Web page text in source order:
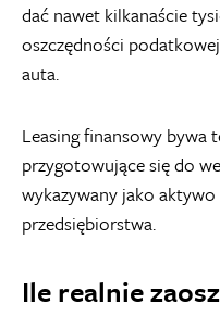
dać nawet kilkanaście
oszczędności
auta.
Leasing finansowy bywa
przygotowujące się do
wykazywany jako
przedsiębiorstwa.
Ile realnie